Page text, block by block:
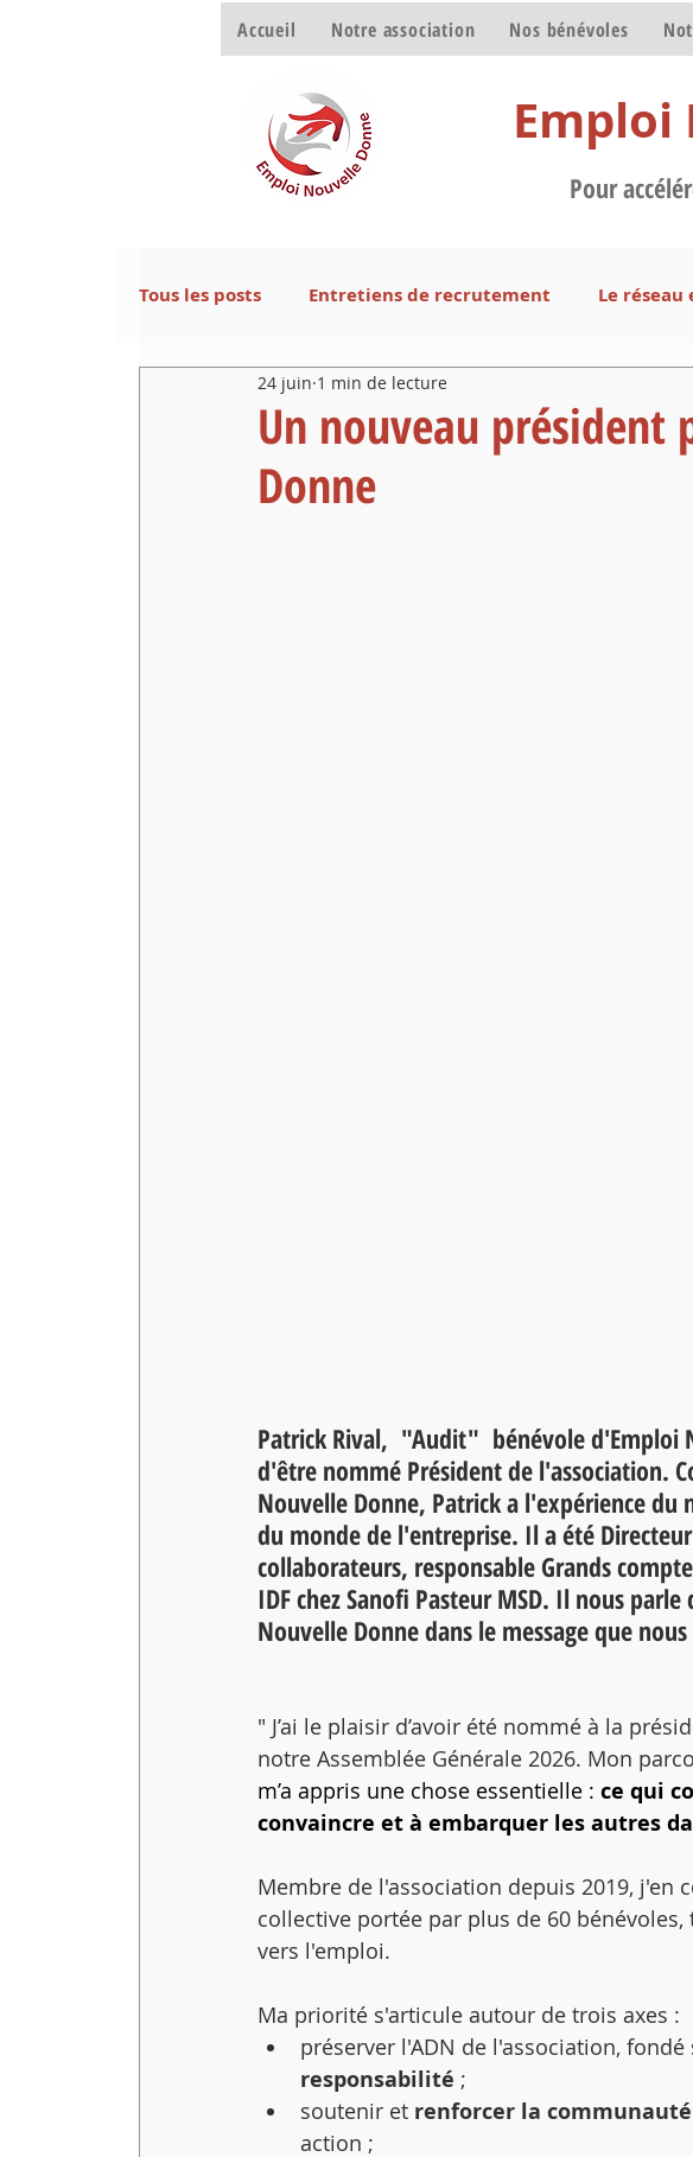
Accueil Notre association Nos bénévoles
Emploi
Pour
Tous les posts Entretiens de recrutement Le
Retrouver un emploi
Un nouveau président
Donne
24 juin 1 min de lecture
Patrick Rival,  "Audit"  bénévole
d'être nommé Président de l'association.
Nouvelle Donne, Patrick a l'expérience du
du monde de l'entreprise. Il a été
collaborateurs, responsable Grands
IDF chez Sanofi Pasteur MSD. Il nous
Nouvelle Donne dans le message que
" J’ai le plaisir d’avoir été nommé à la
notre Assemblée Générale 2026. Mon
m’a appris une chose essentielle : ce qui
convaincre et à embarquer les autres
Membre de l'association depuis 2019, j'en
collective portée par plus de 60
vers l'emploi.
Ma priorité s'articule autour de trois axes :
préserver l'ADN de l'association, fondé
responsabilité ;
soutenir et renforcer la
action ;